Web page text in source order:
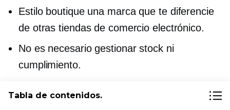
Estilo boutiqueuna marca que te diferencie
de otras tiendas de comercio electrónico.
No es necesario gestionar stock ni
cumplimiento.
Desventajas:
Tabla de contenidos.